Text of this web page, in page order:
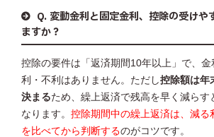
Q. 変動金利と固定金利、控除の受けや
ますか？
控除の要件は「返済期間10年以上」で、
利・不利はありません。ただし控除額は年
決まるため、繰上返済で残高を早く減らす
なります。 控除期間中の繰上返済は、減る
を比べてから判断するのがコツです。